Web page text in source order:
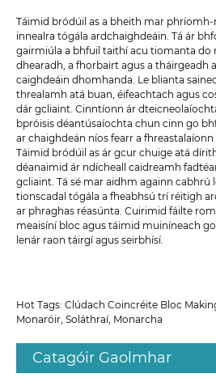
Táimid bródúil as a bheith mar
innealra tógála ardchaighdeáin. Tá ár
gairmiúla a bhfuil taithí acu tiomanta do
dhearadh, a fhorbairt agus a tháirgeadh
caighdeáin dhomhanda. Le blianta
threalamh atá buan, éifeachtach agus
dár gcliaint. Cinntíonn ár
bpróisis déantúsaíochta chun cinn go
ar chaighdeán níos fearr a fhreastalaíonn
Táimid bródúil as ár gcur chuige atá
déanaimid ár ndícheall caidreamh
gcliaint. Tá sé mar aidhm againn cabhrú
tionscadal tógála a fheabhsú trí réitigh
ar phraghas réasúnta. Cuirimid fáilte
meaisíní bloc agus táimid muiníneach
lenár raon táirgí agus seirbhísí.
Hot Tags: Clúdach Coincréite Bloc
Monaróir, Soláthraí, Monarcha
Catagóir Gaolmhar